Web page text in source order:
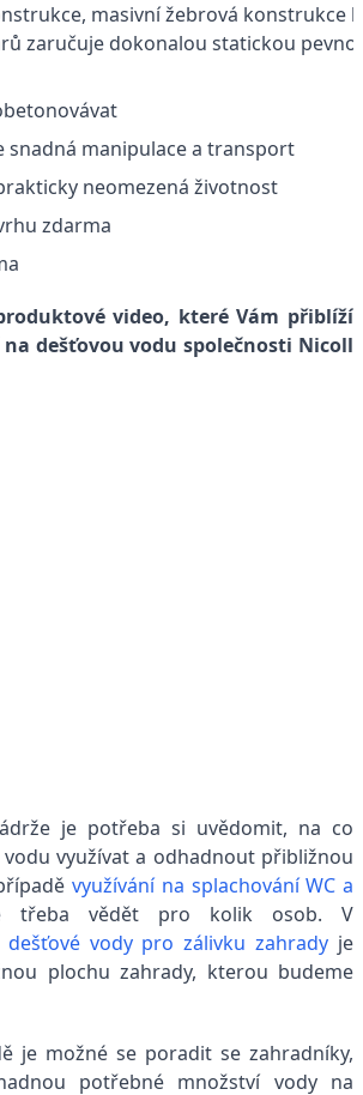
masivní žebrová konstrukce
zaručuje dokonalou statickou
snadná manipulace a transport
neomezená životnost
zdarma
video, které Vám přiblíží
dešťovou vodu společnosti Nicoll
je potřeba si uvědomit, na co
využívat a odhadnout přibližnou
využívání na splachování WC a
třeba vědět pro kolik osob. V
dešťové vody pro zálivku zahrady je
plochu zahrady, kterou budeme
je možné se poradit se zahradníky,
potřebné množství vody na